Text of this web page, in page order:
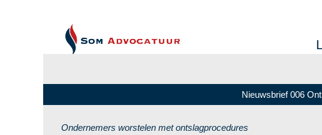
Nieuwsbrief 006
Ondernemers worstelen met ontslagprocedures